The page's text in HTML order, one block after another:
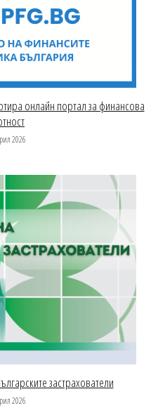
онлайн портал за финансова
2026
застрахователи
2026